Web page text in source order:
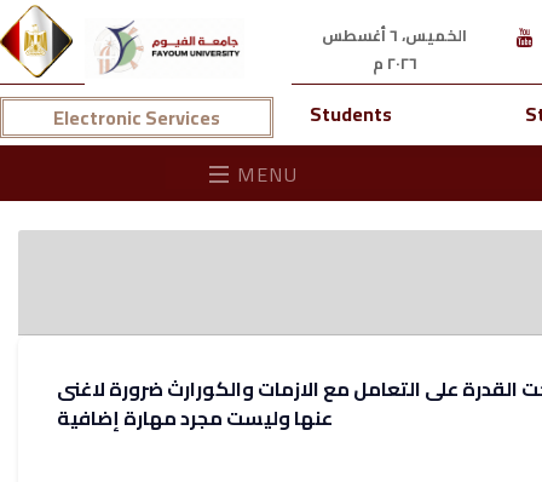
الخميس، ٦ أغسطس
٢٠٢٦ م
Electronic Services Students
MENU
على التعامل مع الازمات والكورارث ضرورة لاغنى
عنها وليست مجرد مهارة إضافية